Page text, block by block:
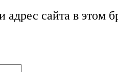
сайта в этом